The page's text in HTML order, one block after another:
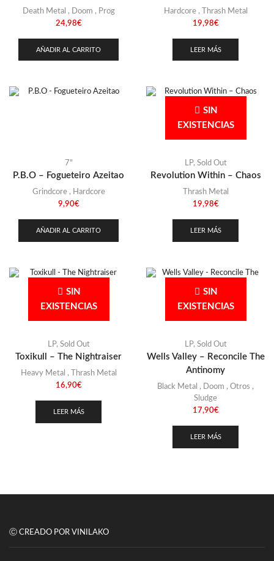
Death Metal , Doom , Prog
24,98€
AÑADIR AL CARRITO
Hardcore,
Thrash Metal
19,98€
LEER MÁS
7"
P.B.O – Fogueteiro Azeitao
Grindcore, Hardcore
9,90€
AÑADIR AL CARRITO
SIN
EXISTENCIAS
LP, Sold Out
Revolution Within – Chaos
Thrash Metal
19,98€
LEER MÁS
SIN
EXISTENCIAS
LP, Sold Out
Toxikull – The Nightraiser
Heavy Metal ,
Thrash Metal
16,90€
LEER MÁS
SIN
EXISTENCIAS
LP, Sold Out
Wells Valley – Reconcile The
Antinomy
Black Metal , Doom , Otros ,
Sludge
17,90€
LEER MÁS
Ⓒ CREADO POR VINILAKO